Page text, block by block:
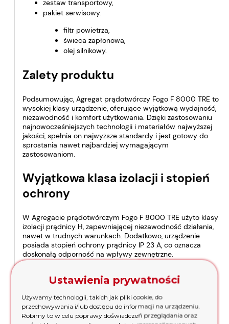
zestaw transportowy,
pakiet serwisowy:
filtr powietrza,
świeca zapłonowa,
olej silnikowy.
Zalety produktu
Podsumowując, Agregat prądotwórczy Fogo F 8000 TRE to
wysokiej klasy urządzenie, oferujące wyjątkową wydajność,
niezawodność i komfort użytkowania. Dzięki zastosowaniu
najnowocześniejszych technologii i materiałów najwyższej
jakości, spełnia on najwyższe standardy i jest gotowy do
sprostania nawet najbardziej wymagającym
zastosowaniom.
Wyjątkowa klasa izolacji i stopień
ochrony
W Agregacie prądotwórczym Fogo F 8000 TRE użyto klasy
izolacji prądnicy H, zapewniającej niezawodność działania,
nawet w trudnych warunkach. Dodatkowo, urządzenie
posiada stopień ochrony prądnicy IP 23 A, co oznacza
doskonałą odporność na wpływy zewnętrzne.
Długi czas pracy
Urządzenie to, nawet przy 75% mocy, zapewnia
nieprzerwany czas pracy na zbiorniku wynoszący 16,7 h. To
oznacza, że Agregat prądotwórczy Fogo F 8000 TRE to
Ustawienia prywatności
Używamy technologii, takich jak pliki cookie, do
przechowywania i/lub dostępu do informacji na urządzeniu.
Robimy to w celu poprawy doświadczeń przeglądania oraz